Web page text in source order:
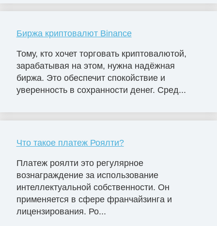
Биржа криптовалют Binance
Тому, кто хочет торговать криптовалютой,
зарабатывая на этом, нужна надёжная
биржа. Это обеспечит спокойствие и
уверенность в сохранности денег. Сред...
Что такое платеж Роялти?
Платеж роялти это регулярное
вознаграждение за использование
интеллектуальной собственности. Он
применяется в сфере франчайзинга и
лицензирования. Ро...